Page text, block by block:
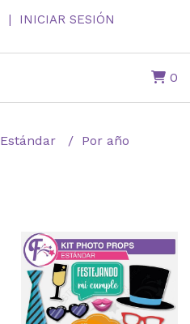
INICIAR SESIÓN
0
Estándar Por año